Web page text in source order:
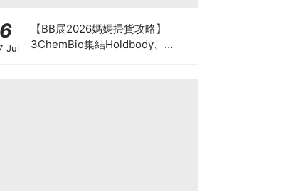
6
Jul
【BB展2026媽媽掃貨攻略】
3ChemBio集結Holdbody、